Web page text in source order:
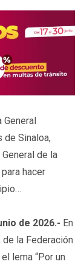
General
de Sinaloa,
de la
hacer
de 2026.- En
la Federación
lema “Por un